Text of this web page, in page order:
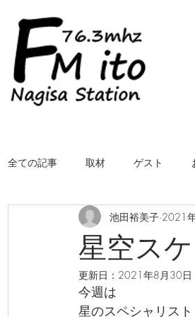
全ての記事 取材 ゲスト
LIVE（中継） 星空スケッチ
ROYALcomfort Life is one time コ
星空ス
池田裕美子 2021
更新日： 2021年8月30日
今週は
星のスペシャリス